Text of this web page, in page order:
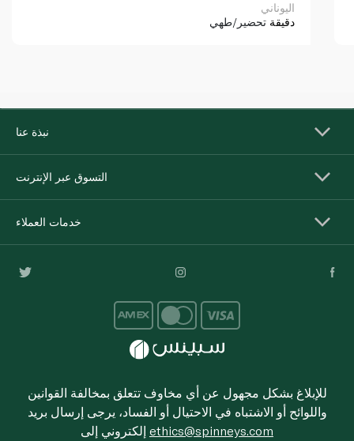
اليوناني
دقيقة تحضير/طهي
نبذة عنا
التسوق عبر الإنترنت
خدمات العملاء
للإبلاغ بشكل مجهول عن أي مخاوف تتعلق بمخالفة القوانين
واللوائح أو الاشتباه في الاحتيال أو الفساد، يرجى إرسال بريد
ethics@spinneys.com